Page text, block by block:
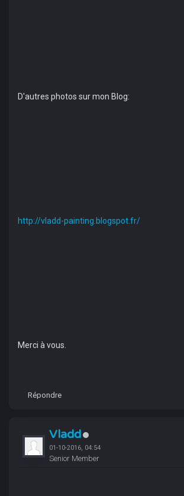
D'autres photos sur mon Blog:
http://vladd-painting.blogspot.fr/
Merci à vous.
Répondre
Vladd
01-10-2016, 04:54
Senior Member